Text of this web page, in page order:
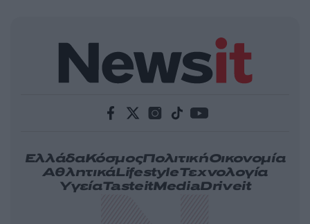
ΕλλάδαΚόσμοςΠολιτικήΟικονομία
ΑθλητικάLifestyleΤεχνολογία
ΥγείαTasteitMediaDriveit